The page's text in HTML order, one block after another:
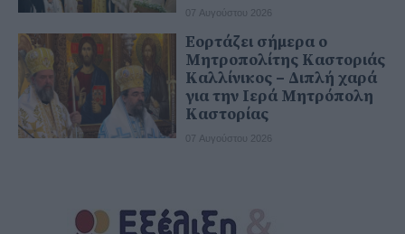
07 Αυγούστου 2026
Εορτάζει σήμερα ο
Μητροπολίτης Καστοριάς
Καλλίνικος – Διπλή χαρά
για την Ιερά Μητρόπολη
Καστορίας
07 Αυγούστου 2026